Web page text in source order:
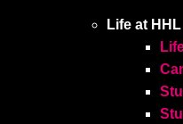
Life at HHL